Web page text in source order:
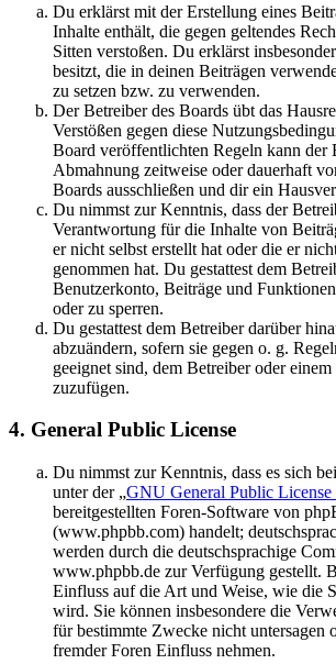
Du erklärst mit der Erstellung eines
Inhalte enthält, die gegen geltendes
Sitten verstoßen. Du erklärst
besitzt, die in deinen Beiträgen
zu setzen bzw. zu verwenden.
Der Betreiber des Boards übt das
Verstößen gegen diese
Board veröffentlichten Regeln kann der
Abmahnung zeitweise oder dauerhaft
Boards ausschließen und dir ein
Du nimmst zur Kenntnis, dass der
Verantwortung für die Inhalte von
er nicht selbst erstellt hat oder die er
genommen hat. Du gestattest dem
Benutzerkonto, Beiträge und
oder zu sperren.
Du gestattest dem Betreiber darüber
abzuändern, sofern sie gegen o. g.
geeignet sind, dem Betreiber oder
zuzufügen.
4. General Public License
Du nimmst zur Kenntnis, dass es sich
unter der „GNU General Public License
bereitgestellten Foren-Software von
(www.phpbb.com) handelt;
werden durch die deutschsprachige
www.phpbb.de zur Verfügung gestellt.
Einfluss auf die Art und Weise, wie die
wird. Sie können insbesondere die
für bestimmte Zwecke nicht untersagen
fremder Foren Einfluss nehmen.